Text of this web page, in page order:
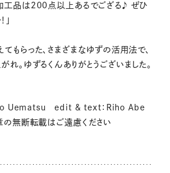
工品は200点以上あるでござる♪ ぜひ
」
もらった、さまざまなゆずの活用法で、
れ。ゆずるくんありがとうございました。
Uematsu edit & text：Riho Abe
の無断転載はご遠慮ください